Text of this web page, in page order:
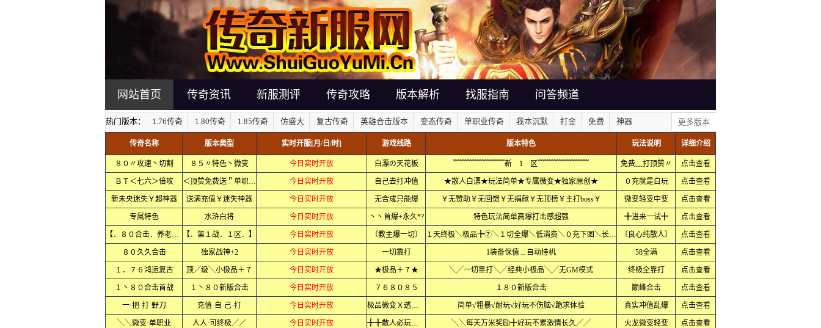
网站首页 传奇资讯 新服测评 传奇攻略 版本解析 找服指南 问答频道
热门版本： 1.76传奇 1.80传奇 1.85传奇 仿盛大 复古传奇 英雄合击版本 变态传奇 单职业传奇 我本沉默 打金 免费 神器 更多版本
传奇名称 版本类型 实时开服[月/日/时] 游戏线路 版本特色 玩法说明 详细介绍
８０〃攻速丶切割 ８５〃特色丶微变 今日实时开放 白漂の天花板 ﹌﹌﹌﹌﹌﹌﹌新 1 区﹌﹌﹌﹌﹌﹌﹌ 免费﹏打顶赞〃 点击查看
ＢＴ＜七六＞倍攻 ＜顶赞免费送＂单职业＞ 今日实时开放 自己去打冲值 ★散人白漂★玩法简单★专属微变★独家原创★ ０充就是白玩 点击查看
新未央迷失￥超神器 送满充值￥迷失神器 今日实时开放 无合成只能爆 ￥无赞助￥无回馈￥无捐献￥无顶榜￥主打boss￥ 微变轻变中变 点击查看
专属特色 水浒白将 今日实时开放 丶丶首爆+永久*? 特色玩法简单高爆打击感超强 ╋进来一试╋ 点击查看
【．８０合击．养老．】 【．第１战．１区．】 今日实时开放 〔教主爆一切〕 １天终极＼极品╊⑦＼１切全爆＼低消费＼０充下图＼长久耐玩 〔良心纯散人〕 点击查看
８０久久合击 独家战神+2 今日实时开放 一切靠打 1装备保值﹍自动挂机 58全满 点击查看
１．７６鸿运复古 顶╱级╲小极品＋７ 今日实时开放 ★极品＋７★ ╲╱一切靠打╲╱经典小极品╲╱无GM模式 终极全靠打 点击查看
１丶８０合击首战 １丶８０新版合击 今日实时开放 ７６８０８５ １８０新版合击 巅峰合击 点击查看
一·把·打·野刀 充值·自·己·打 今日实时开放 极品微变Ｘ透视版 简单√粗暴√耐玩√好玩不伤脑√跪求体验 真实冲值乱爆 点击查看
╲╲微变·单职业 人人·可终极╱╱ 今日实时开放 ╋╋散人必玩╋╋ ╲╲每天万米奖励╋好玩不累激情长久╱╱ 火龙微变轻变 点击查看